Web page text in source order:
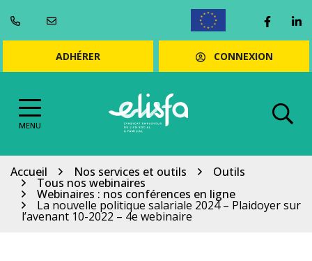
au
contenu
Lien
ADHÉRER CONNEXION
MENU
Accueil Nos services et outils Outils
Tous nos webinaires
Webinaires : nos conférences en ligne
La nouvelle politique salariale 2024 – Plaidoyer sur
l’avenant 10-2022 – 4e webinaire